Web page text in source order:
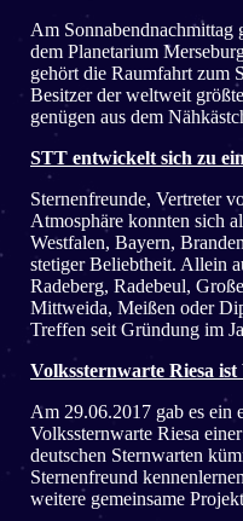
Am Sonnabendnachmittag
dem Planetarium
gehört die Raumfahrt zum
Besitzer der weltweit
genügen aus dem
STT entwickelt sich zu
Sternenfreunde, Vertreter
Atmosphäre konnten sich
Westfalen, Bayern,
stetiger Beliebtheit. Allein
Radeberg, Radebeul,
Mittweida, Meißen oder
Treffen seit Gründung im
Volkssternwarte Riesa
Am 29.06.2017 gab es ein
Volkssternwarte Riesa
deutschen Sternwarten
Sternenfreund
weitere gemeinsame